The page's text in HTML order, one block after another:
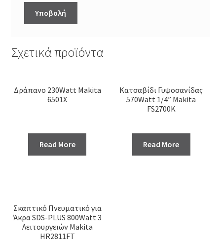
Σχετικά προϊόντα
Δράπανο 230Watt Makita
6501X
Read More
Κατσαβίδι Γυψοσανίδας
570Watt 1/4” Makita
FS2700K
Read More
Σκαπτικό Πνευματικό για
Άκρα SDS-PLUS 800Watt 3
Λειτουργειών Makita
HR2811FT